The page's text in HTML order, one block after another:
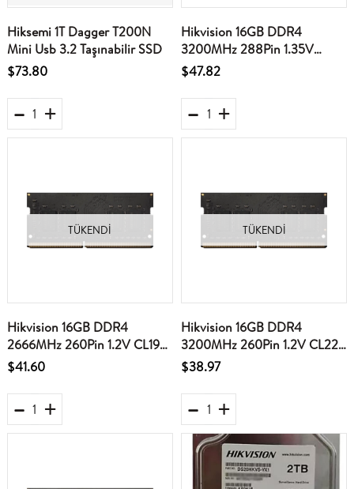
Hiksemi 1T Dagger T200N
Mini Usb 3.2 Taşınabilir SSD
$73.80
Hikvision 16GB DDR4
3200MHz 288Pin 1.35V
CL16-18 PC Ram
$47.82
TÜKENDI
Hikvision 16GB DDR4
2666MHz 260Pin 1.2V CL19
Notebook Ram
$41.60
TÜKENDI
Hikvision 16GB DDR4
3200MHz 260Pin 1.2V CL22
Notebook Ram
$38.97